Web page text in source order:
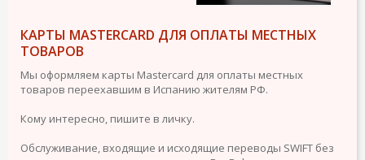
КАРТЫ MASTERCARD ДЛЯ ОПЛАТЫ МЕСТНЫХ
ТОВАРОВ
Мы оформляем карты Mastercard для оплаты местных
товаров переехавшим в Испанию жителям РФ.
Кому интересно, пишите в личку.
Обслуживание, входящие и исходящие переводы SWIFT без